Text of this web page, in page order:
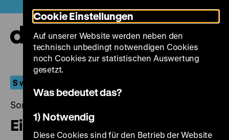
zum
Seiteninhalt
springen
S wie Sonderprogramm
Sonntag, 08. März 2015, 17.00 - 00.00 Uhr
Eine flexible Frau
Cookie Einstellungen
Auf unserer Website werden neben den
technisch unbedingt notwendigen Cookies
noch Cookies zur statistischen Auswertung
gesetzt.
Was bedeutet das?
1) Notwendig
Diese Cookies sind für den Betrieb der Website